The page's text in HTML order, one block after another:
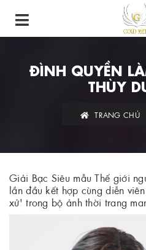
ĐÌNH QUYỀN
THÙY
TRANG CHỦ
Giải Bạc Siêu mẫu Thế giới
lần đầu kết hợp cùng diễn
xử' trong bộ ảnh thời trang